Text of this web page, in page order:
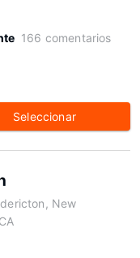
166 comentarios
Seleccionar
New